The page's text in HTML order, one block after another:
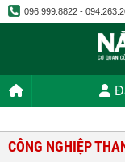
096.999.8822 -
CÔNG NGHIỆP